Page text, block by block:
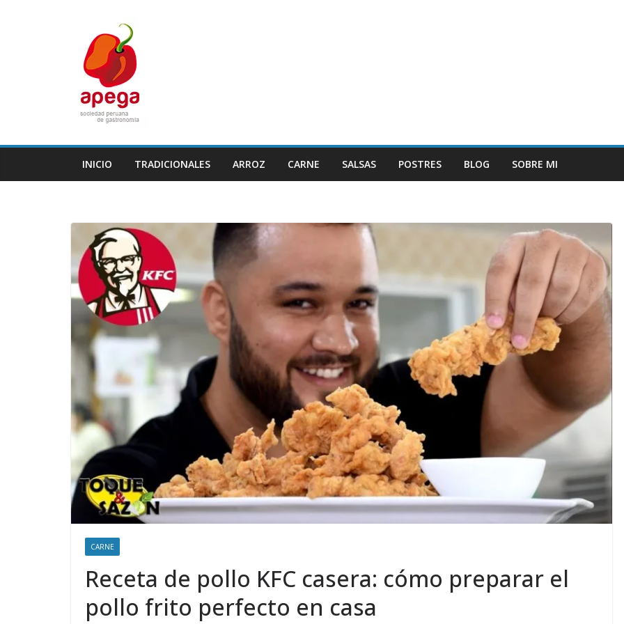
INICIO TRADICIONALES ARROZ CARNE SALSAS POSTRES BLOG SOBRE MI
CARNE
Receta de pollo KFC casera: cómo preparar el
pollo frito perfecto en casa